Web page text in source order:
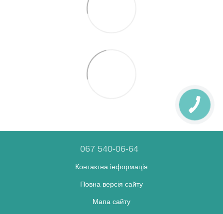
067 540-06-64
Контактна інформація
Повна версія сайту
Мапа сайту